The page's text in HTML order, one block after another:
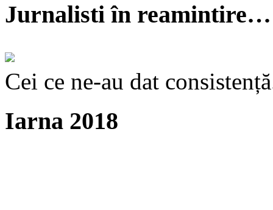
Jurnalisti în reamintire…
Cei ce ne-au dat
Iarna 2018